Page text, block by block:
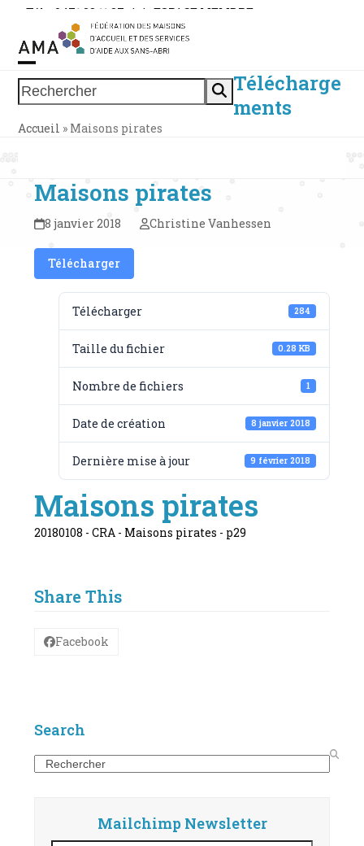
Skip
content
Tél. : 0471 38 11 37 | | ESPACE MEMBRE
Rechercher
Open
mobile
menu
Close
mobile
menu
Télécharge
ments
Accueil » Maisons pirates
Maisons pirates
8 janvier 2018 Christine Vanhessen
Télécharger
Télécharger 284
Taille du fichier 0.28 KB
Nombre de fichiers 1
Date de création 8 janvier 2018
Dernière mise à jour 9 février 2018
Maisons pirates
20180108 - CRA - Maisons pirates - p29
Share This
Facebook
Search
Search
Mailchimp Newsletter